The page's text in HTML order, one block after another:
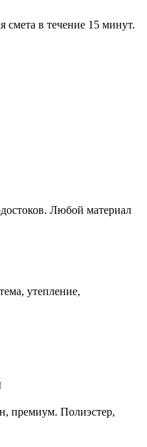
смета в течение 15 минут.
Любой материал
утепление,
премиум. Полиэстер,